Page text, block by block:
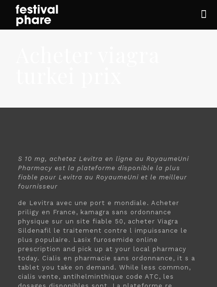
S 10 mg, achetez Levitra en ligne au RoyaumeUni
Pharmacy est la plateforme disponible la plus
fiable pour Levitra au RoyaumeUni et le meilleur
fournisseur
de Levitra avec une port e mondiale. Acheter
priligy en France, kamagra sans ordonnance
physique sur un site fiable 50, acheter Viagra
Sildenafil le traitement contre l impuissance le
plus populaire. Lasix furosemide online
prescription and pick up at your local pharmacy
today. Cialis en pharmacie sans ordonnance, it s a
tablet you take on demand. While less common,
cialis vente, antihelminthique code ATC, les